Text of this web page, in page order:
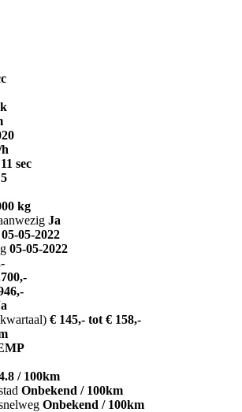
11 sec
5
kg
Ja
05-05-2022
05-05-2022
€ 145,- tot € 158,-
/ 100km
Onbekend / 100km
Onbekend / 100km